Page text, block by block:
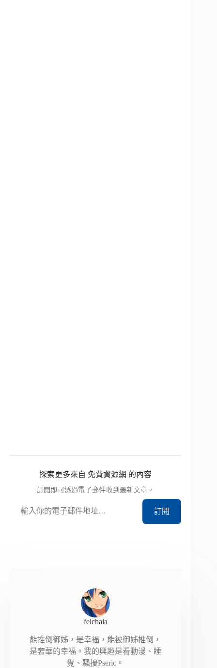
探索更多來自 免費資源網 的內容
訂閱即可透過電子郵件收到最新文章。
訂閱
feichaia
能推倒御姊，是幸福，能被御姊推倒，
是奢華的幸福。我的興趣是看動漫、睡
覺、騷擾Pseric。